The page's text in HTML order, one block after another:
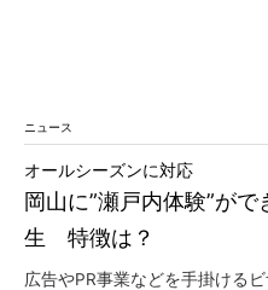
ニュース
岡山に”瀬戸内体験”が
生 特徴は？
オールシーズンに対応
広告やPR事業などを手掛ける